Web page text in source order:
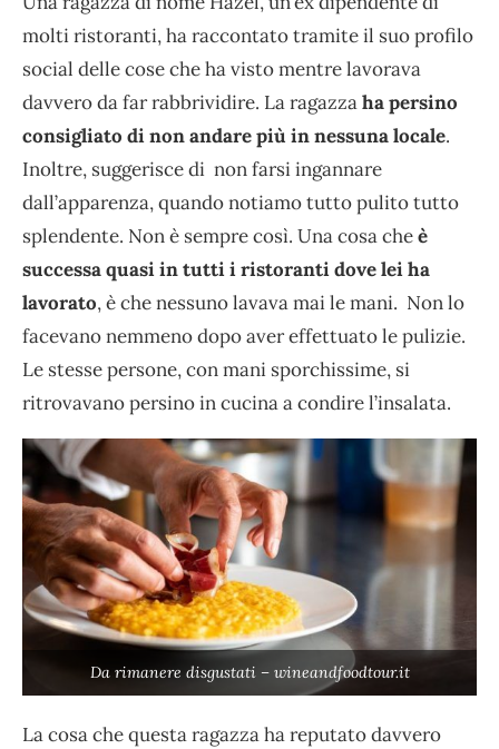
molti ristoranti, ha raccontato tramite il suo profilo
social delle cose che ha visto mentre lavorava
davvero da far rabbrividire. La ragazzaha persino
consigliato di non andare più in nessuna locale.
Inoltre, suggerisce di non farsi ingannare
dall’apparenza, quando notiamo tutto pulito tutto
splendente. Non è sempre così. Una cosa cheè
successa quasi in tutti i ristoranti dove lei ha
lavorato, è che nessuno lavava mai le mani. Non lo
facevano nemmeno dopo aver effettuato le pulizie.
Le stesse persone, con mani sporchissime, si
ritrovavano persino in cucina a condire l’insalata.
Da rimanere disgustati – wineandfoodtour.it
La cosa che questa ragazza ha reputato davvero